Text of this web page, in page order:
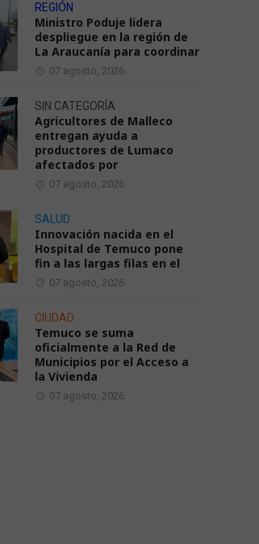
REGIÓN
Ministro Poduje lidera
despliegue en la región de
La Araucanía para coordinar
07 agosto, 2026
SIN CATEGORÍA
Agricultores de Malleco
entregan ayuda a
productores de Lumaco
afectados por
07 agosto, 2026
SALUD
Innovación nacida en el
Hospital de Temuco pone
fin a las largas filas en el
07 agosto, 2026
CIUDAD
Temuco se suma
oficialmente a la Red de
Municipios por el Acceso a
la Vivienda
07 agosto, 2026